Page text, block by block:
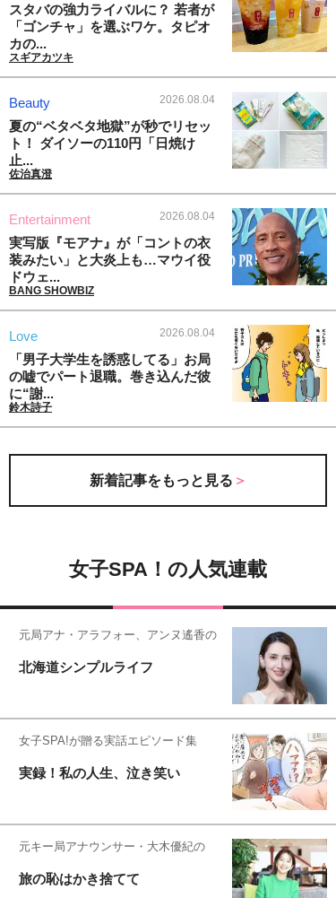
スタバの強力ライバルに？ 若者が
「ゴンチャ」を選ぶワケ。タピオ
カの...
スギアカツキ
Beauty 2026.08.04
夏の“ベタベタ地獄”が秒でリセッ
ト！ ダイソーの110円「日焼け
止...
佐治真澄
Entertainment 2026.08.04
実写版『モアナ』が「コントの衣
装みたい」と大炎上も…マウイ役
ドウェ...
BANG SHOWBIZ
Love 2026.08.04
「男子大学生を誘惑してる」お局
の嘘でパート退職。巻き込んだ彼
に“謝...
鈴木詩子
新着記事をもっと見る
女子SPA！の人気連載
元局アナ・アラフォー、アンヌ遙香の
北海道シンプルライフ
女子SPA!が贈る実話エピソード集
実録！私の人生、泣き笑い
元キー局アナウンサー・大木優紀の
旅の恥はかき捨てて